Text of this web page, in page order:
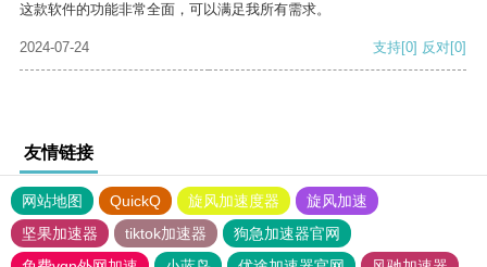
这款软件的功能非常全面，可以满足我所有需求。
2024-07-24 支持[0] 反对[0]
友情链接
网站地图 QuickQ 旋风加速度器
旋风加速
坚果加速器
tiktok加速器
狗急加速器官网